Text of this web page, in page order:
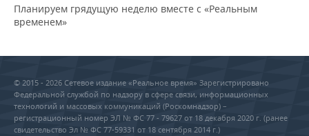
Планируем грядущую неделю вместе с «Реальным
временем»
© 2015 - 2026 Сетевое издание «Реальное время» Зарегистрировано
Федеральной службой по надзору в сфере связи, информационных
технологий и массовых коммуникаций (Роскомнадзор) –
регистрационный номер ЭЛ № ФС 77 - 79627 от 18 декабря 2020 г. (ранее
свидетельство Эл № ФС 77-59331 от 18 сентября 2014 г.)